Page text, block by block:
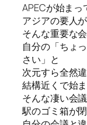
APECが始まっ
アジアの要人
そんな重要な
自分の「ちょ
さい」と
次元すら全然
結構近くで始
そんな凄い会
駅のゴミ箱が